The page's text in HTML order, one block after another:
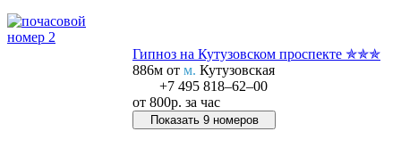
Гипноз на Кутузовском проспекте ✯✯✯
886м от м. Кутузовская
+7 495 818‒62‒00
от 800р. за час
Показать 9 номеров